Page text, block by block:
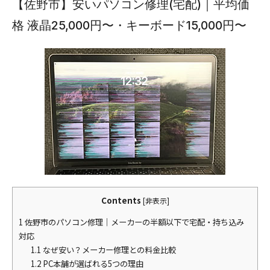
【佐野市】安いパソコン修理(宅配)｜平均価
格 液晶25,000円〜・キーボード15,000円〜
Contents [非表示]
1 佐野市のパソコン修理｜メーカーの半額以下で宅配・持ち込み
対応
1.1 なぜ安い？メーカー修理との料金比較
1.2PC本舗が選ばれる5つの理由